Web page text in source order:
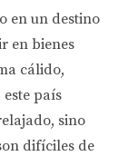
en un destino
en bienes
cálido,
país
sino
difíciles de